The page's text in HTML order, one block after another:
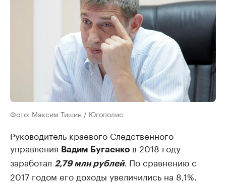
Фото: Максим Тишин / Югополис
Руководитель краевого Следственного
управления Вадим Бугаенко в 2018 году
заработал 2,79 млн рублей. По сравнению с
2017 годом его доходы увеличились на 8,1%.